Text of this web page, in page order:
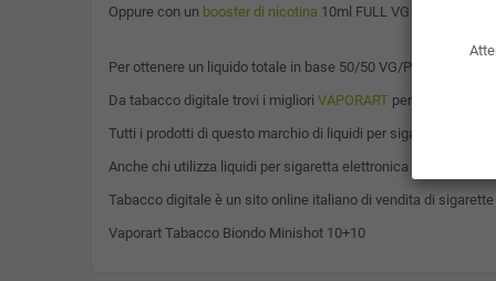
Oppure con un booster di nicotina 10ml FULL VG a scelta tra
Per ottenere un liquido totale in base 50/50 VG/PG.
Da tabacco digitale trovi i migliori VAPORART per sigaretta
Tutti i prodotti di questo marchio di liquidi per sigaretta
Anche chi utilizza liquidi per sigaretta elettronica 70/30, per
Tabacco digitale è un sito online italiano di vendita di
Vaporart Tabacco Biondo Minishot 10+10